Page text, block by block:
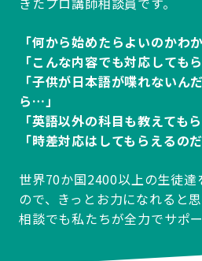
「何から始めたらよいのかわ
「こんな内容でも対応しても
「子供が日本語が喋れないん
ら…」
「英語以外の科目も教えても
「時差対応はしてもらえるの
世界70か国2400以上の生徒
ので、きっとお力になれると
相談でも私たちが全力でサポ